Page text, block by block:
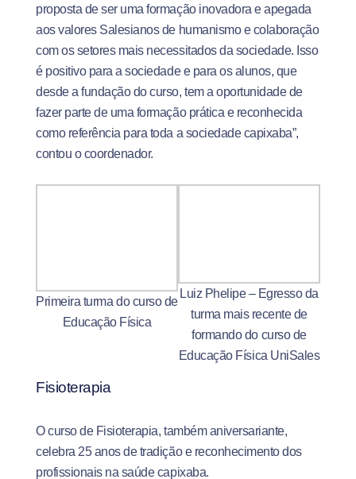
proposta de ser uma formação inovadora e apegada
aos valores Salesianos de humanismo e colaboração
com os setores mais necessitados da sociedade. Isso
é positivo para a sociedade e para os alunos, que
desde a fundação do curso, tem a oportunidade de
fazer parte de uma formação prática e reconhecida
como referência para toda a sociedade capixaba”,
contou o coordenador.
Primeira turma do curso de
Educação Física
Luiz Phelipe – Egresso da
turma mais recente de
formando do curso de
Educação Física UniSales
Fisioterapia
O curso de Fisioterapia, também aniversariante,
celebra 25 anos de tradição e reconhecimento dos
profissionais na saúde capixaba.